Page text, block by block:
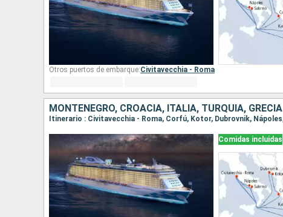
Otros puertos de embarque:Civitavecchia - Roma
MONTENEGRO, CROACIA, ITALIA, TURQUÍA, GRECIA
Comidas incluidas